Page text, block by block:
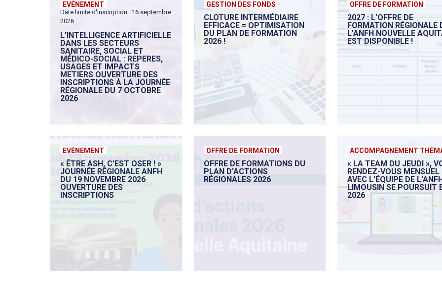
EVÉNEMENT
Date limite d'inscription : 16 septembre
2026
L’INTELLIGENCE ARTIFICIELLE
DANS LES SECTEURS
SANITAIRE, SOCIAL ET
MÉDICO-SOCIAL : REPERES,
USAGES ET IMPACTS
METIERS OUVERTURE DES
INSCRIPTIONS À LA JOURNÉE
RÉGIONALE DU 7 OCTOBRE
2026
GESTION DES FONDS
CLOTURE INTERMÉDIAIRE
EFFICACE = OPTIMISATION
DU PLAN DE FORMATION
2026 !
OFFRE DE FORMATION
2027 : L’OFFRE DE
FORMATION RÉGIONALE
L’ANFH NOUVELLE
EST DISPONIBLE !
EVÉNEMENT
« ÊTRE ASH, C’EST OSER ! »
JOURNÉE RÉGIONALE ANFH
DU 19 NOVEMBRE 2026
OUVERTURE DES
INSCRIPTIONS
OFFRE DE FORMATION
OFFRE DE FORMATIONS DU
PLAN D'ACTIONS
RÉGIONALES 2026
ACCOMPAGNEMENT
« LA TEAM DU JEUDI »,
RENDEZ-VOUS MENSUEL
AVEC L'ÉQUIPE DE
LIMOUSIN SE POURSUIT
2026